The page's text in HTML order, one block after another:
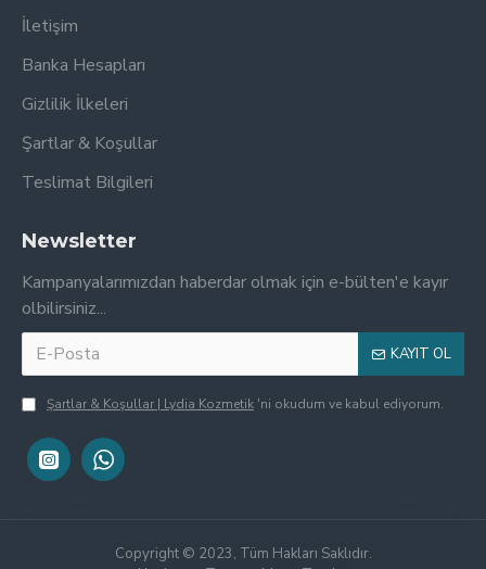
İletişim
Banka Hesapları
Gizlilik İlkeleri
Şartlar & Koşullar
Teslimat Bilgileri
Newsletter
Kampanyalarımızdan haberdar olmak için e-bülten'e kayır
olbilirsiniz...
KAYIT OL
Şartlar & Koşullar | Lydia Kozmetik 'ni okudum ve kabul ediyorum.
Copyright © 2023, Tüm Hakları Saklıdır.